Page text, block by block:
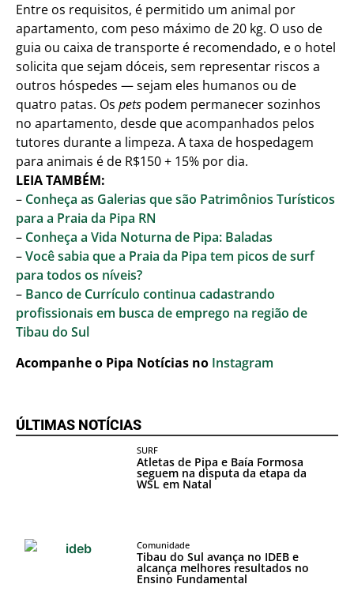
Entre os requisitos, é permitido um animal por
apartamento, com peso máximo de 20 kg. O uso de
guia ou caixa de transporte é recomendado, e o hotel
solicita que sejam dóceis, sem representar riscos a
outros hóspedes — sejam eles humanos ou de
quatro patas. Os pets podem permanecer sozinhos
no apartamento, desde que acompanhados pelos
tutores durante a limpeza. A taxa de hospedagem
para animais é de R$150 + 15% por dia.
LEIA TAMBÉM:
– Conheça as Galerias que são Patrimônios Turísticos
para a Praia da Pipa RN
– Conheça a Vida Noturna de Pipa: Baladas
–Você sabia que a Praia da Pipa tem picos de surf
para todos os níveis?
– Banco de Currículo continua cadastrando
profissionais em busca de emprego na região de
Tibau do Sul
Acompanhe o Pipa Notícias no Instagram
ÚLTIMAS NOTÍCIAS
SURF
Atletas de Pipa e Baía Formosa
seguem na disputa da etapa da
WSL em Natal
Comunidade
Tibau do Sul avança no IDEB e
alcança melhores resultados no
Ensino Fundamental